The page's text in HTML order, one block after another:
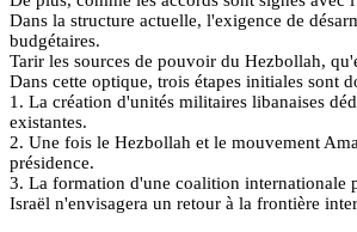
Dans la structure actuelle, l'exigence de
budgétaires.
Tarir les sources de pouvoir du Hezbollah,
Dans cette optique, trois étapes initiales sont
1. La création d'unités militaires libanaises
existantes.
2. Une fois le Hezbollah et le mouvement
présidence.
3. La formation d'une coalition internationale
Israël n'envisagera un retour à la frontière